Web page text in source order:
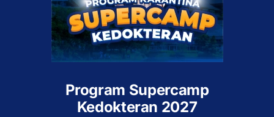
Program Supercamp
Kedokteran 2027